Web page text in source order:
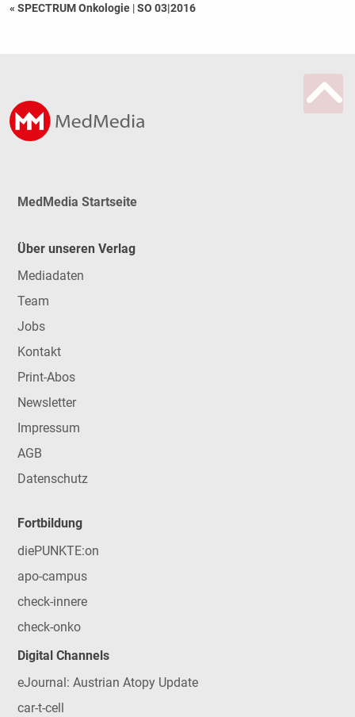
« SPECTRUM Onkologie |SO 03|2016
MedMedia Startseite
Über unseren Verlag
Mediadaten
Team
Jobs
Kontakt
Print-Abos
Newsletter
Impressum
AGB
Datenschutz
Fortbildung
diePUNKTE:on
apo-campus
check-innere
check-onko
Digital Channels
eJournal: Austrian Atopy Update
car-t-cell